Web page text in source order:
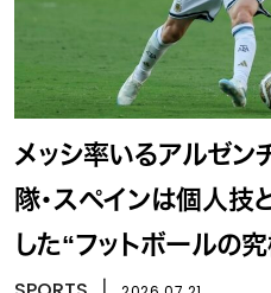
メッシ率いるアルゼ
隊・スペインは個人
した“フットボールの